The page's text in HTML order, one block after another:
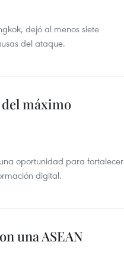
dejó al menos siete
del ataque.
máximo
oportunidad para fortalecer
digital.
una ASEAN